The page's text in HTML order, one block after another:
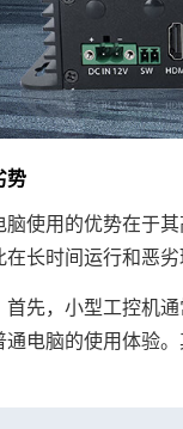
势
脑使用的优势在于
长时间运行和恶
，小型工控机通
电脑的使用体验